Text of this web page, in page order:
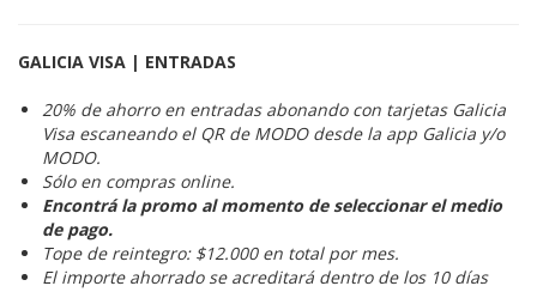
GALICIA VISA | ENTRADAS
20% de ahorro en entradas abonando con tarjetas Galicia
Visa escaneando el QR de MODO desde la app Galicia y/o
MODO.
Sólo en compras online.
Encontrá la promo al momento de seleccionar el medio
de pago.
Tope de reintegro: $12.000 en total por mes.
El importe ahorrado se acreditará dentro de los 10 días